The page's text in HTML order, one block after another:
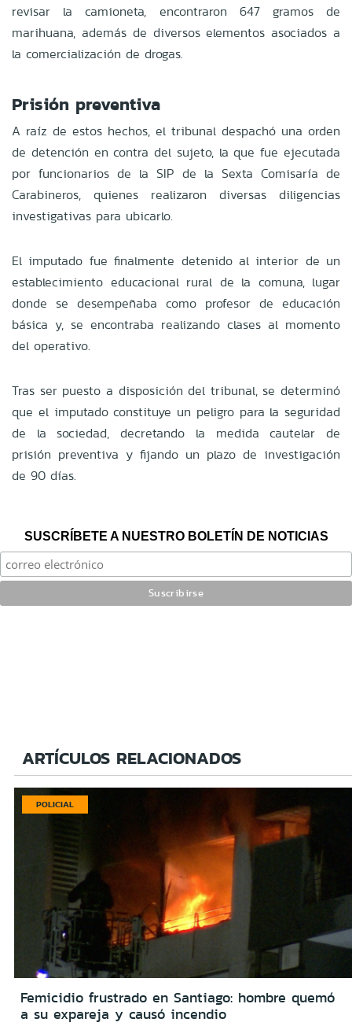
revisar la camioneta, encontraron 647 gramos de
marihuana, además de diversos elementos asociados a
la comercialización de drogas.
Prisión preventiva
A raíz de estos hechos, el tribunal despachó una orden
de detención en contra del sujeto, la que fue ejecutada
por funcionarios de la SIP de la Sexta Comisaría de
Carabineros, quienes realizaron diversas diligencias
investigativas para ubicarlo.
El imputado fue finalmente detenido al interior de un
establecimiento educacional rural de la comuna, lugar
donde se desempeñaba como profesor de educación
básica y, se encontraba realizando clases al momento
del operativo.
Tras ser puesto a disposición del tribunal, se determinó
que el imputado constituye un peligro para la seguridad
de la sociedad, decretando la medida cautelar de
prisión preventiva y fijando un plazo de investigación
de 90 días.
SUSCRÍBETE A NUESTRO BOLETÍN DE NOTICIAS
ARTÍCULOS RELACIONADOS
POLICIAL
Femicidio frustrado en Santiago: hombre quemó
a su expareja y causó incendio